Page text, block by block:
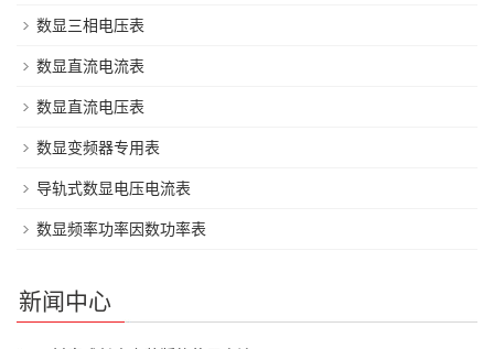
数显三相电压表
数显直流电流表
数显直流电压表
数显变频器专用表
导轨式数显电压电流表
数显频率功率因数功率表
新闻中心